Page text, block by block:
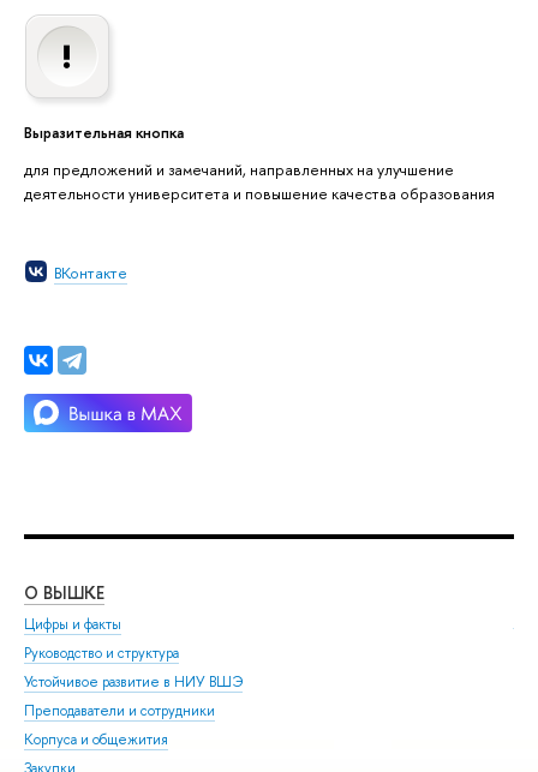
Выразительная кнопка
для предложений и замечаний, направленных на улучшение
деятельности университета и повышение качества образования
ВКонтакте
О ВЫШКЕ
Цифры и факты
Руководство и структура
Устойчивое развитие в НИУ ВШЭ
Преподаватели и сотрудники
Корпуса и общежития
Закупки